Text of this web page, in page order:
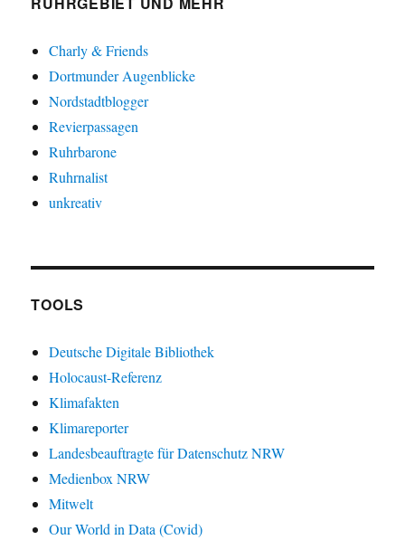
Charly & Friends
Dortmunder Augenblicke
Nordstadtblogger
Revierpassagen
Ruhrbarone
Ruhrnalist
unkreativ
TOOLS
Deutsche Digitale Bibliothek
Holocaust-Referenz
Klimafakten
Klimareporter
Landesbeauftragte für Datenschutz NRW
Medienbox NRW
Mitwelt
Our World in Data (Covid)